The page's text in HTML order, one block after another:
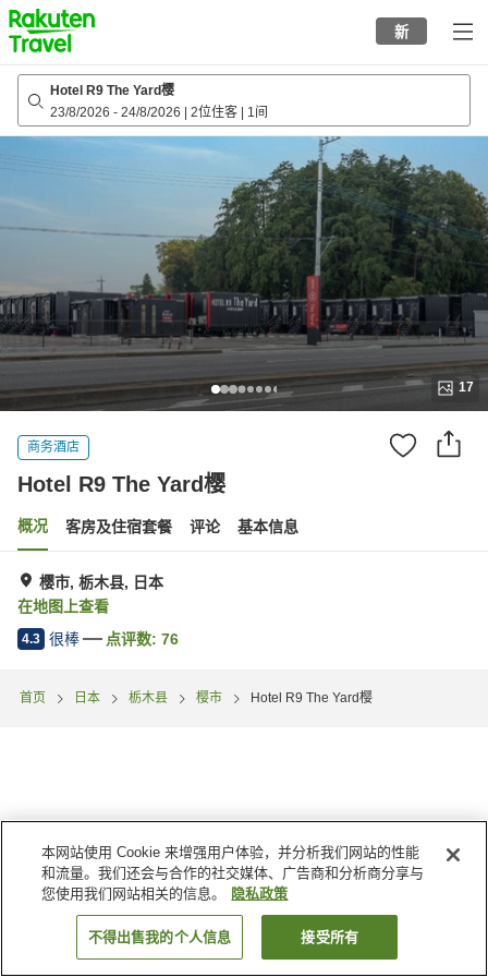
to
top
page
新
Hotel R9 The Yard樱
23/8/2026 - 24/8/2026 2位住客 1间
17
商务酒店
Hotel R9 The Yard樱
概况 客房及住宿套餐 评论 基本信息
樱市, 栃木县, 日本
在地图上查看
4.3 很棒 点评数: 76
首页 日本 栃木县 樱市 Hotel R9 The Yard樱
搜索客房
本网站使用 Cookie 来增强用户体验，并分析我们网站的性能
和流量。我们还会与合作的社交媒体、广告商和分析商分享与
您使用我们网站相关的信息。
隐私政策
不得出售我的个人信息 接受所有